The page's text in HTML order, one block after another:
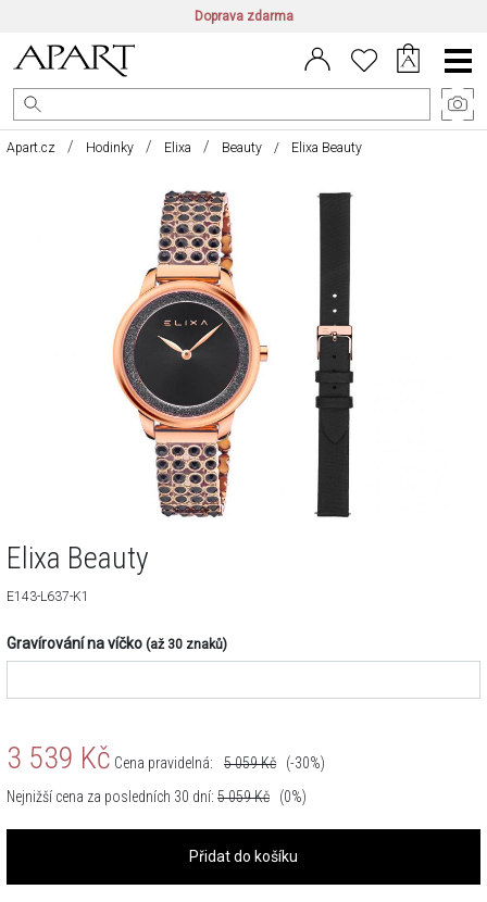
Doprava zdarma
CZ/CZK | EN/EUR PL/PLN
Main
Menu
Apart.cz Hodinky Elixa Beauty Elixa Beauty
Elixa Beauty
E143-L637-K1
Gravírování na víčko (až 30 znaků)
3 539 Kč Cena pravidelná: 5 059Kč
(-30%)
Nejnižší cena za posledních 30 dní: 5 059Kč (0%)
Přidat do košíku